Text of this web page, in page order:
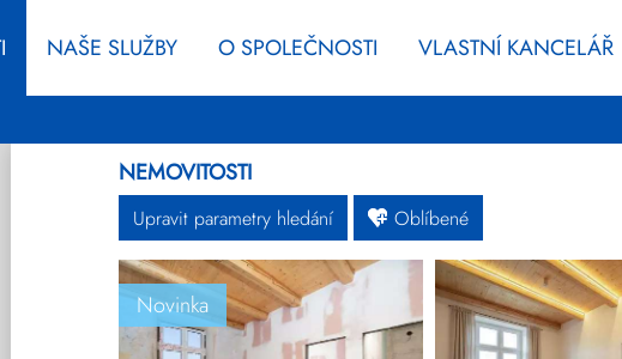
NAŠE SLUŽBY O SPOLEČNOSTI VLASTNÍ KANCELÁŘ
NEMOVITOSTI
Upravit parametry hledání
Oblíbené
Novinka
Byty Domy Pozemky